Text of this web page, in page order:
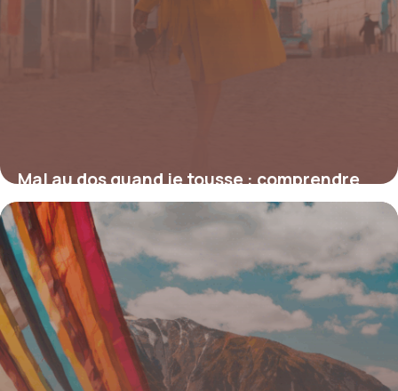
Mal au dos quand je tousse : comprendre
et agir sur ces douleurs insidieuses
19 juin 2026